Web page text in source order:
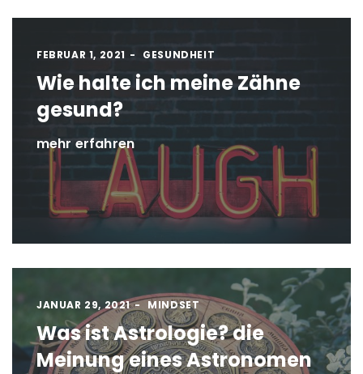
FEBRUAR 1, 2021 GESUNDHEIT
Wie halte ich meine Zähne
gesund?
mehr erfahren
JANUAR 29, 2021 MINDSET
Was ist Astrologie? die
Meinung eines Astronomen